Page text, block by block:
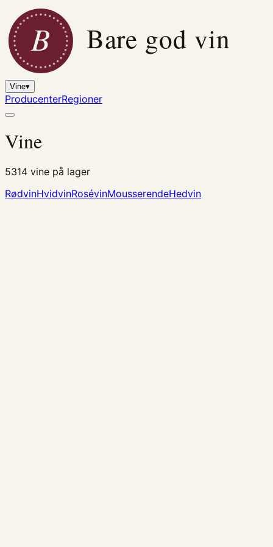
B Bare god vin
Vine▾
ProducenterRegioner
Vine
5314 vine på lager
RødvinHvidvinRosévinMousserendeHedvin